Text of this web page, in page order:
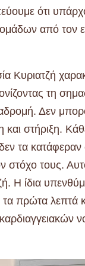
ότι
ομάδων από
τη
Δεν
στήριξη.
τα
στόχο τους.
Η ίδια
πρώτα λεπτά